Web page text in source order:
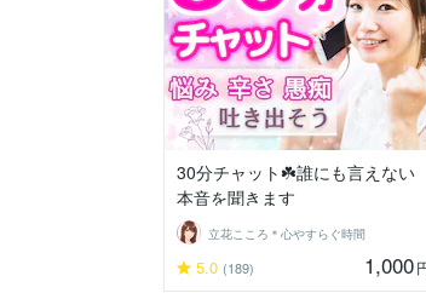
30分チャット☘️誰にも言えない
本音を聞きます
立花こころ＊心やすらぐ時間
5.0 (189) 1,000